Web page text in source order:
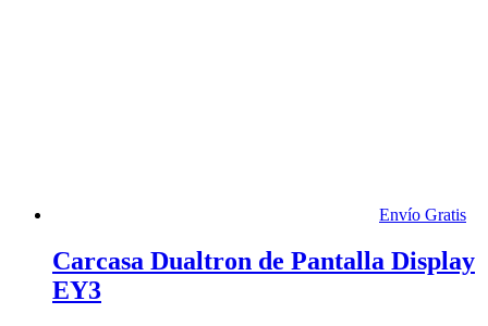
Envío Gratis
Carcasa Dualtron de Pantalla Display
EY3